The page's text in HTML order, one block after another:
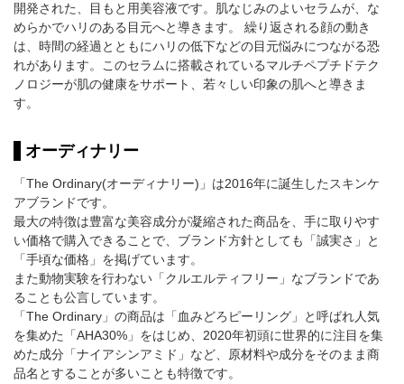
開発された、目もと用美容液です。肌なじみのよいセラムが、な
めらかでハリのある目元へと導きます。 繰り返される顔の動き
は、時間の経過とともにハリの低下などの目元悩みにつながる恐
れがあります。このセラムに搭載されているマルチペプチドテク
ノロジーが肌の健康をサポート、若々しい印象の肌へと導きま
す。
オーディナリー
「The Ordinary(オーディナリー)」は2016年に誕生したスキンケ
アブランドです。
最大の特徴は豊富な美容成分が凝縮された商品を、手に取りやす
い価格で購入できることで、ブランド方針としても「誠実さ」と
「手頃な価格」を掲げています。
また動物実験を行わない「クルエルティフリー」なブランドであ
ることも公言しています。
「The Ordinary」の商品は「血みどろピーリング」と呼ばれ人気
を集めた「AHA30%」をはじめ、2020年初頭に世界的に注目を集
めた成分「ナイアシンアミド」など、原材料や成分をそのまま商
品名とすることが多いことも特徴です。